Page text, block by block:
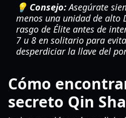
💡 Consejo:Asegúrate
menos una unidad de alto
rasgo de Élite antes de
7 u 8 en solitario para
desperdiciar la llave del
Cómo
secreto Qin Sha